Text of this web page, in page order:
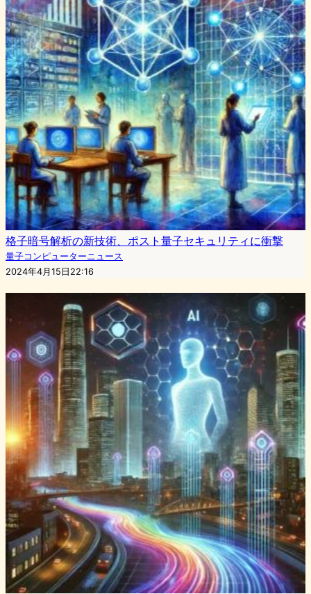
格子暗号解析の新技術、ポスト量子セキュリティに衝撃
量子コンピューターニュース
2024年4月15日22:16